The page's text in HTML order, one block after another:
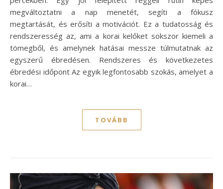
megváltoztatni a nap menetét, segíti a fókusz
megtartását, és erősíti a motivációt. Ez a tudatosság és
rendszeresség az, ami a korai kelőket sokszor kiemeli a
tömegből, és amelynek hatásai messze túlmutatnak az
egyszerű ébredésen. Rendszeres és következetes
ébredési időpont Az egyik legfontosabb szokás, amelyet a
korai…
TOVÁBB